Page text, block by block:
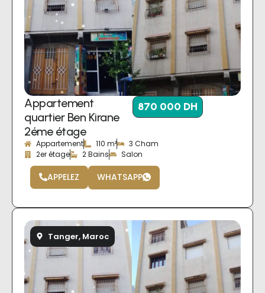
Appartement
quartier Ben Kirane
2éme étage
870 000 DH
Appartement 110 m²
3 Cham
2er étage
2 Bains Salon
APPELEZ WHATSAPP
Tanger, Maroc